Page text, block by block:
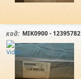
код: MIK0900 - 12395782